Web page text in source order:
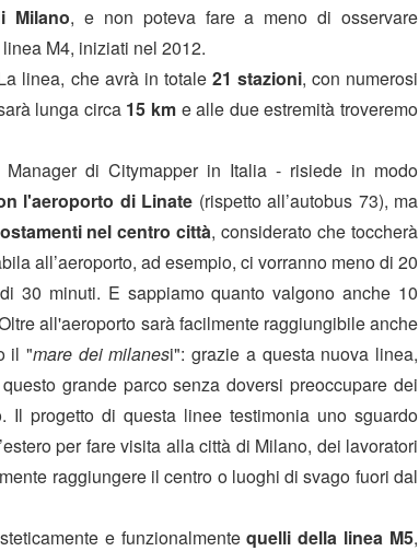
Milano, e non poteva fare a meno di osservare
M4, iniziati nel 2012.
linea, che avrà in totale 21 stazioni, con numerosi
lunga circa 15 km e alle due estremità troveremo
Manager di Citymapper in Italia - risiede in modo
l'aeroporto di Linate (rispetto all’autobus 73), ma
nel centro città, considerato che toccherà
all’aeroporto, ad esempio, ci vorranno meno di 20
30 minuti. E sappiamo quanto valgono anche 10
all'aeroporto sarà facilmente raggiungibile anche
il "mare dei milanesi": grazie a questa nuova linea,
grande parco senza doversi preoccupare dei
progetto di questa linee testimonia uno sguardo
per fare visita alla città di Milano, dei lavoratori
raggiungere il centro o luoghi di svago fuori dal
e funzionalmentequelli della linea M5,